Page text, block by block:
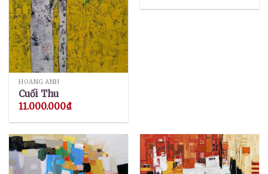
HOÀNG ANH
Cuối Thu
11.000.000₫